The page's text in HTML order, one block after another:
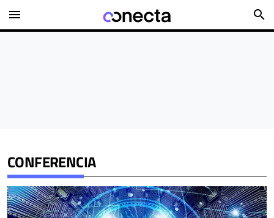
menu search
CONFERENCIA